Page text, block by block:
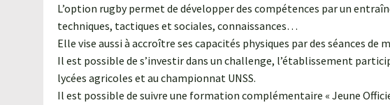
L’option rugby permet de développer des compétences par un
techniques, tactiques et sociales, connaissances…
Elle vise aussi à accroître ses capacités physiques par des séances de
Il est possible de s’investir dans un challenge, l’établissement
lycées agricoles et au championnat UNSS.
Il est possible de suivre une formation complémentaire « Jeune